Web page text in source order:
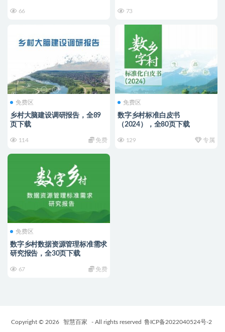
66 73
免费区
乡村大脑建设调研报告，全89
页下载
114 免费
免费区
数字乡村标准白皮书
（2024），全80页下载
129 专属
免费区
数字乡村数据资源管理标准需求
研究报告，全30页下载
67 免费
Copyright © 2026 智慧百家 - All rights reserved 鲁ICP备2022040524号-2